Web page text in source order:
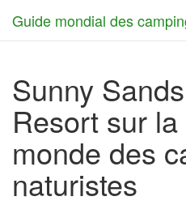
Guide mondial des
Sunny
Resort sur
monde des
naturistes